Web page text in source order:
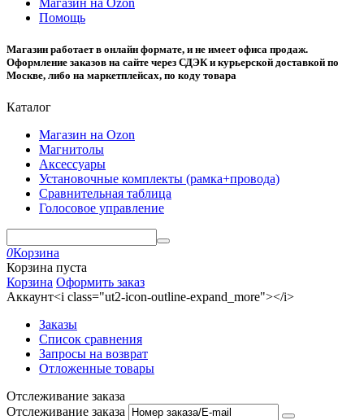
Магазин на Ozon
Помощь
Магазин работает в онлайн формате, и не имеет офиса продаж.
Оформление заказов на сайте через СДЭК и курьерской доставкой по
Москве, либо на маркетплейсах, по коду товара
Каталог
Магазин на Ozon
Магнитолы
Аксессуары
Установочные комплекты (рамка+провода)
Сравнительная таблица
Голосовое управление
0Корзина
Корзина пуста
Корзина Оформить заказ
Аккаунт<i class="ut2-icon-outline-expand_more"></i>
Заказы
Список сравнения
Запросы на возврат
Отложенные товары
Отслеживание заказа
Отслеживание заказа